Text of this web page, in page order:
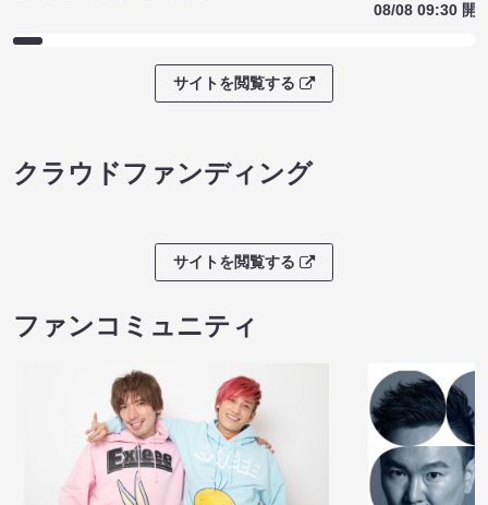
08/08 09:30 開
サイトを閲覧する
クラウドファンディング
サイトを閲覧する
ファンコミュニティ